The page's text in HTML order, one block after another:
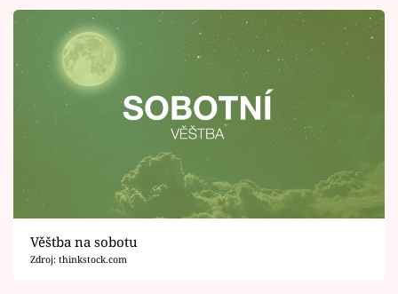
Celebrity
Vztahy
Seriály
Horoskopy
Sledujte prima+
Filmový festival Karlovy Vary
Věštba na sobotu
Zdroj: thinkstock.com